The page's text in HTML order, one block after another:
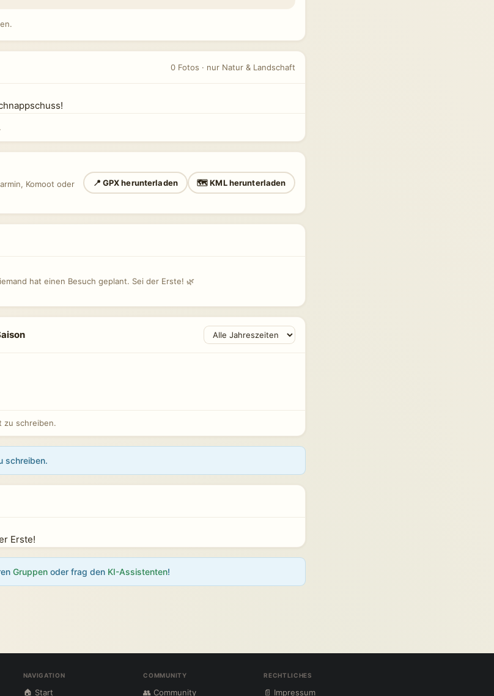
0 Fotos · nur Natur & Landschaft
Komoot oder
📍 GPX herunterladen 🗺 KML herunterladen
hat einen Besuch geplant. Sei der Erste! 🌿
zu schreiben.
schreiben.
Erste!
Gruppen oder frag den KI-Assistenten!
NAVIGATION
🏠 Start
COMMUNITY
👥 Community
RECHTLICHES
📄 Impressum